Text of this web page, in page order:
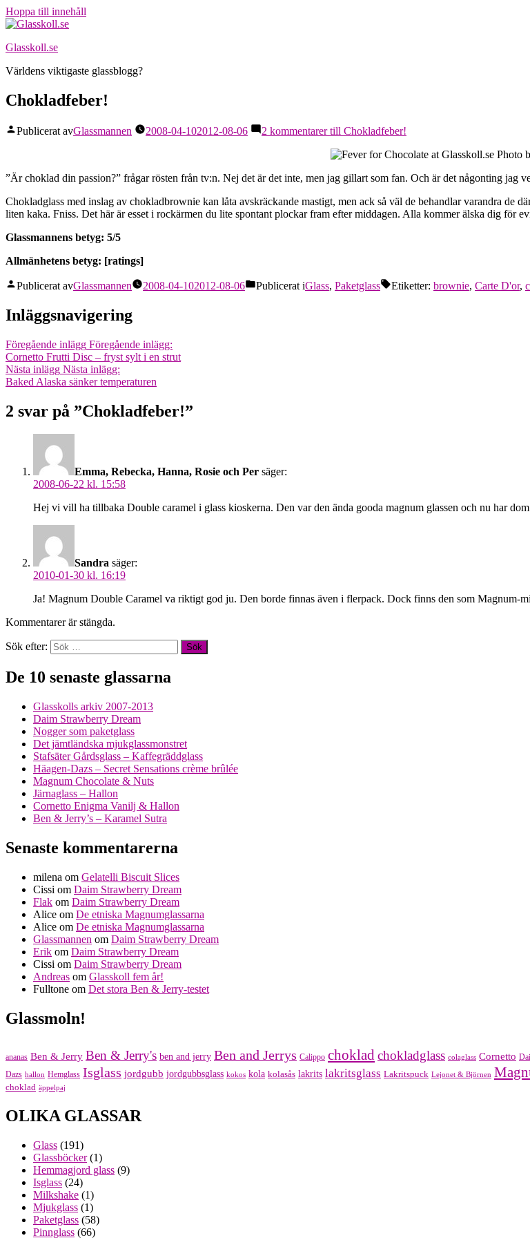
Hoppa till innehåll
Glasskoll.se
Världens viktigaste glassblogg?
Chokladfeber!
Publicerat avGlassmannen 2008-04-102012-08-06 2 kommentarertill Chokladfeber!
”Är choklad din passion?” frågar rösten från tv:n. Nej det är det inte, men jag gillart som fan. Och är det någonting jag
Chokladglass med inslag av chokladbrownie kan låta avskräckande mastigt, men ack så väl de behandlar varandra de
liten kaka. Fniss. Det här är esset i rockärmen du lite spontant plockar fram efter middagen. Alla kommer älska dig för
Glassmannens betyg: 5/5
Allmänhetens betyg: [ratings]
Publicerat avGlassmannen 2008-04-102012-08-06 Publicerat iGlass, Paketglass Etiketter: brownie, Carte D'or,
Inläggsnavigering
Föregående inlägg Föregående inlägg:
Cornetto Frutti Disc – fryst sylt i en strut
Nästa inlägg Nästa inlägg:
Baked Alaska sänker temperaturen
2 svar på ”Chokladfeber!”
Emma, Rebecka, Hanna, Rosie och Per säger:
2008-06-22 kl. 15:58
Hej vi vill ha tillbaka Double caramel i glass kioskerna. Den var den ända gooda magnum glassen och nu har
Sandra säger:
2010-01-30 kl. 16:19
Ja! Magnum Double Caramel va riktigt god ju. Den borde finnas även i flerpack. Dock finns den som Magnum-
Kommentarer är stängda.
Sök efter:
De 10 senaste glassarna
Glasskolls arkiv 2007-2013
Daim Strawberry Dream
Nogger som paketglass
Det jämtländska mjukglassmonstret
Stafsäter Gårdsglass – Kaffegräddglass
Häagen-Dazs – Secret Sensations crème brûlée
Magnum Chocolate & Nuts
Järnaglass – Hallon
Cornetto Enigma Vanilj & Hallon
Ben & Jerry’s – Karamel Sutra
Senaste kommentarerna
milena om Gelatelli Biscuit Slices
Cissi om Daim Strawberry Dream
Flak om Daim Strawberry Dream
Alice om De etniska Magnumglassarna
Alice om De etniska Magnumglassarna
Glassmannen om Daim Strawberry Dream
Erik om Daim Strawberry Dream
Cissi om Daim Strawberry Dream
Andreas om Glasskoll fem år!
Fulltone om Det stora Ben & Jerry-testet
Glassmoln!
ananas Ben & Jerry Ben & Jerry's ben and jerry Ben and Jerrys Calippo choklad chokladglass colaglass Cornetto
Dazs hallon Hemglass Isglass jordgubb jordgubbsglass kokos kola kolasås lakrits lakritsglass Lakritspuck Lejonet & Björnen
choklad äppelpaj
OLIKA GLASSAR
Glass (191)
Glassböcker(1)
Hemmagjord glass (9)
Isglass (24)
Milkshake (1)
Mjukglass (1)
Paketglass (58)
Pinnglass (66)